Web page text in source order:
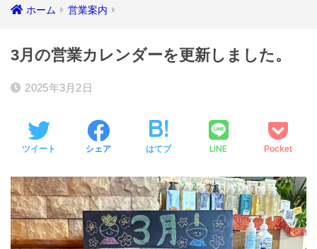
ホーム 営業案内
3月の営業カレンダーを更新しました。
2025年3月2日
ツイート シェア はてブ LINE Pocket